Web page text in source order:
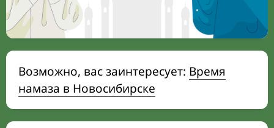
Возможно, вас заинтересует: Время
намаза в Новосибирске